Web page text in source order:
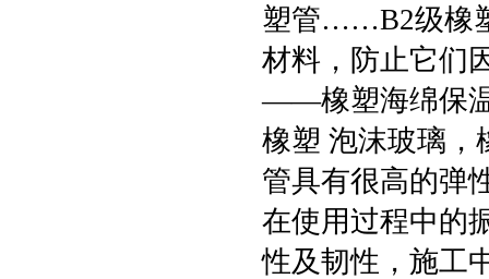
塑管……B2级橡
材料，防止它们
——橡塑海绵保
橡塑 泡沫玻璃，
管具有很高的弹
在使用过程中的
性及韧性，施工